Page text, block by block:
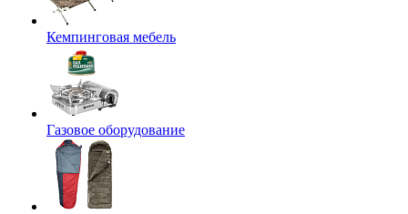
Кемпинговая мебель
Газовое оборудование